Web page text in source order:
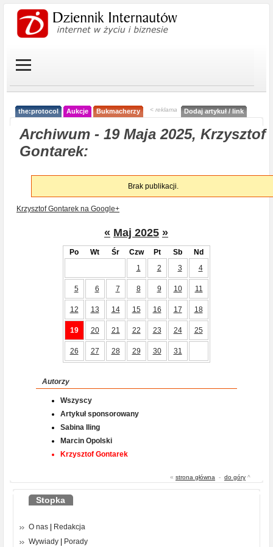
the:protocol Aukcje Bukmacherzy < reklama Dodaj artykuł / link
Archiwum - 19 Maja 2025, Krzysztof
Gontarek:
Brak publikacji.
Krzysztof Gontarek na Google+
« Maj 2025 »
Po Wt Śr Czw Pt Sb
Nd
1
2 3 4
5 6 7 8 9 10 11
12 13 14 15 16 17 18
19 20 21 22 23 24 25
26 27 28 29 30 31
Autorzy
Wszyscy
Artykuł sponsorowany
Sabina Iling
Marcin Opolski
Krzysztof Gontarek
« strona główna - do góry ^
Stopka
O nas
Redakcja
Wywiady
Porady